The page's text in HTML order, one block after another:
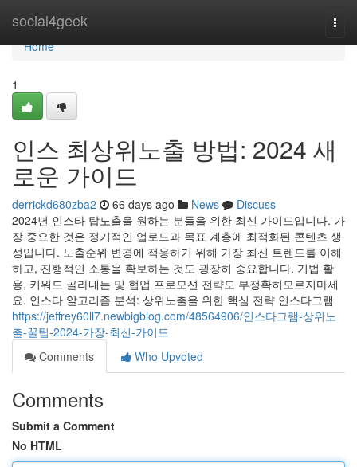
social4geek
Home
Home
1
인스 최상위노출 방법: 2024 새
로운 가이드
derrickd680zba2 66 days ago News
Discuss
2024년 인스타 탑노출을 원하는 분들을 위한 최신 가이드입니다. 가
장 중요한 것은 정기적인 업로드과 목표 계층에 최적화된 콘텐츠 생
성입니다. 노출순위 변경에 적응하기 위해 가장 최신 트렌드를 이해
하고, 진행적인 소통을 확보하는 것도 굉장히 중요합니다. 기법 활
용, 키워드 골라내는 및 협업 프로모션 전략도 부정확히모르지마세
요. 인스타 알고리즘 분석: 상위노출을 위한 핵심 전략 인스타그램
https://jeffrey60ll7.newbigblog.com/48564906/인스타그램-상위노
출-꿀팁-2024-가장-최신-가이드
Comments
Who Upvoted
Comments
Submit a Comment
No HTML